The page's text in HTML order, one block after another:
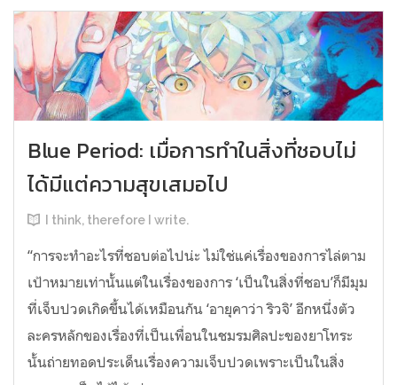
Blue Period: เมื่อการทำในสิ่งที่ชอบไม่
ได้มีแต่ความสุขเสมอไป
I think, therefore I write.
“การจะทำอะไรที่ชอบต่อไปน่ะ ไม่ใช่แค่เรื่องของการไล่ตาม
เป้าหมายเท่านั้นแต่ในเรื่องของการ ‘เป็นในสิ่งที่ชอบ’ก็มีมุม
ที่เจ็บปวดเกิดขึ้นได้เหมือนกัน ‘อายุคาว่า ริวจิ’ อีกหนึ่งตัว
ละครหลักของเรื่องที่เป็นเพื่อนในชมรมศิลปะของยาโทระ
นั้นถ่ายทอดประเด็นเรื่องความเจ็บปวดเพราะเป็นในสิ่ง